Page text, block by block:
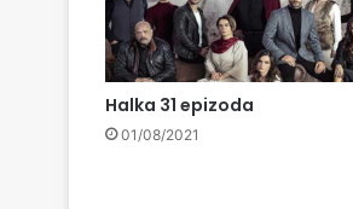
Halka 31 epizoda
01/08/2021